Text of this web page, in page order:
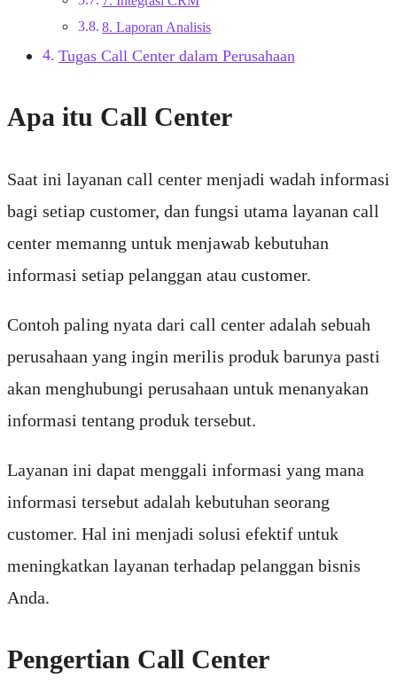
8. Laporan Analisis
Tugas Call Center dalam Perusahaan
Apa itu Call Center
Saat ini layanan call center menjadi wadah informasi
bagi setiap customer, dan fungsi utama layanan call
center memanng untuk menjawab kebutuhan
informasi setiap pelanggan atau customer.
Contoh paling nyata dari call center adalah sebuah
perusahaan yang ingin merilis produk barunya pasti
akan menghubungi perusahaan untuk menanyakan
informasi tentang produk tersebut.
Layanan ini dapat menggali informasi yang mana
informasi tersebut adalah kebutuhan seorang
customer. Hal ini menjadi solusi efektif untuk
meningkatkan layanan terhadap pelanggan bisnis
Anda.
Pengertian Call Center